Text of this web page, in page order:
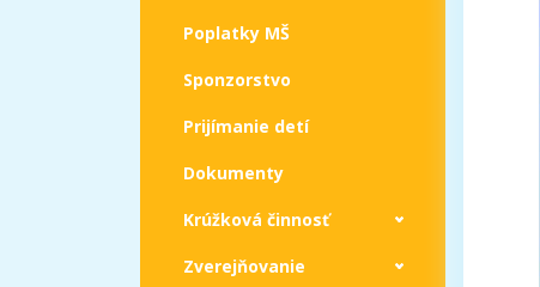
Poplatky MŠ
Sponzorstvo
Prijímanie detí
Dokumenty
Krúžková činnosť
Zverejňovanie